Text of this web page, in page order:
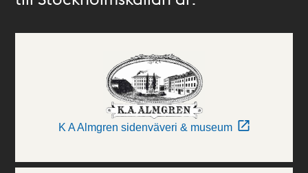
K A Almgren sidenväveri & museum